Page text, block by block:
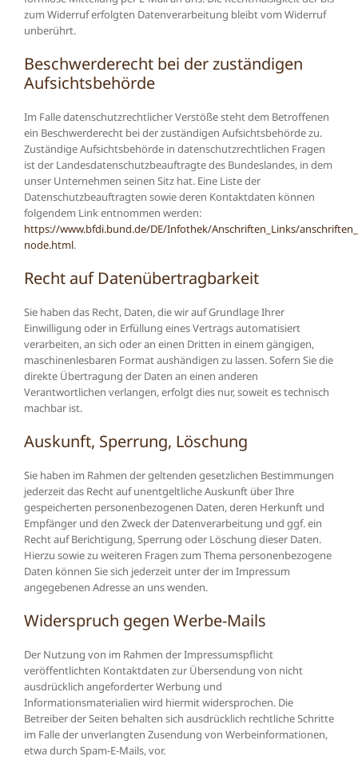
zum Widerruf erfolgten Datenverarbeitung bleibt vom Widerruf
unberührt.
Beschwerderecht bei der zuständigen
Aufsichtsbehörde
Im Falle datenschutzrechtlicher Verstöße steht dem Betroffenen
ein Beschwerderecht bei der zuständigen Aufsichtsbehörde zu.
Zuständige Aufsichtsbehörde in datenschutzrechtlichen Fragen
ist der Landesdatenschutzbeauftragte des Bundeslandes, in dem
unser Unternehmen seinen Sitz hat. Eine Liste der
Datenschutzbeauftragten sowie deren Kontaktdaten können
folgendem Link entnommen werden:
https://www.bfdi.bund.de/DE/Infothek/Anschriften_Links/
node.html.
Recht auf Datenübertragbarkeit
Sie haben das Recht, Daten, die wir auf Grundlage Ihrer
Einwilligung oder in Erfüllung eines Vertrags automatisiert
verarbeiten, an sich oder an einen Dritten in einem gängigen,
maschinenlesbaren Format aushändigen zu lassen. Sofern Sie die
direkte Übertragung der Daten an einen anderen
Verantwortlichen verlangen, erfolgt dies nur, soweit es technisch
machbar ist.
Auskunft, Sperrung, Löschung
Sie haben im Rahmen der geltenden gesetzlichen Bestimmungen
jederzeit das Recht auf unentgeltliche Auskunft über Ihre
gespeicherten personenbezogenen Daten, deren Herkunft und
Empfänger und den Zweck der Datenverarbeitung und ggf. ein
Recht auf Berichtigung, Sperrung oder Löschung dieser Daten.
Hierzu sowie zu weiteren Fragen zum Thema personenbezogene
Daten können Sie sich jederzeit unter der im Impressum
angegebenen Adresse an uns wenden.
Widerspruch gegen Werbe-Mails
Der Nutzung von im Rahmen der Impressumspflicht
veröffentlichten Kontaktdaten zur Übersendung von nicht
ausdrücklich angeforderter Werbung und
Informationsmaterialien wird hiermit widersprochen. Die
Betreiber der Seiten behalten sich ausdrücklich rechtliche Schritte
im Falle der unverlangten Zusendung von Werbeinformationen,
etwa durch Spam-E-Mails, vor.